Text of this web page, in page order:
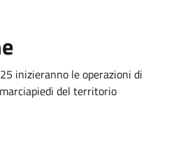
inizieranno le operazioni di
del territorio